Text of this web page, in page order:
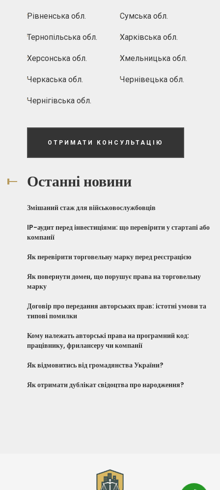
Рівненська обл. Сумська обл.
Тернопільська обл. Харківська обл.
Херсонська обл. Хмельницька обл.
Черкаська обл. Чернівецька обл.
Чернігівська обл.
ОТРИМАТИ КОНСУЛЬТАЦІЮ
Останні новини
Змішаний стаж для військовослужбовців
IP-аудит перед інвестиціями: що перевірити у стартапі або
компанії
Як перевірити торговельну марку перед реєстрацією
Як повернути домен, що порушує права на торговельну
марку
Договір про передання авторських прав: істотні умови та
типові помилки
Кому належать авторські права на програмний код:
працівнику, фрилансеру чи компанії
Як відмовитись від громадянства України?
Як отримати дублікат свідоцтва про народження?